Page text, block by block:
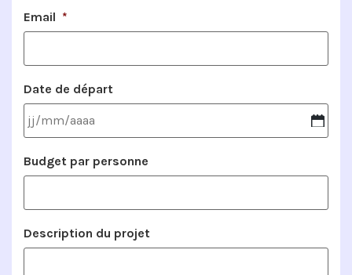
Email *
Date de départ
Budget par personne
Description du projet